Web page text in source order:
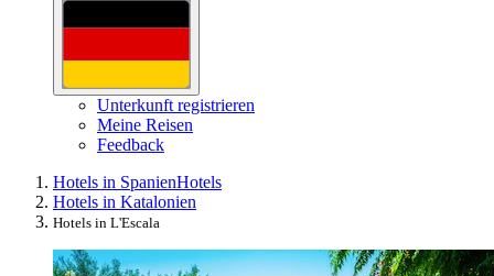
Unterkunft registrieren
Meine Reisen
Feedback
Hotels in SpanienHotels
Hotels in Katalonien
Hotels in L'Escala